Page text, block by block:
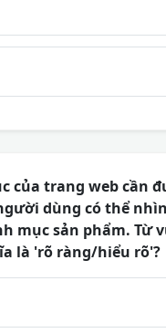
của trang web cần
dùng có thể
mục sản phẩm. Từ
là 'rõ ràng/hiểu rõ'?